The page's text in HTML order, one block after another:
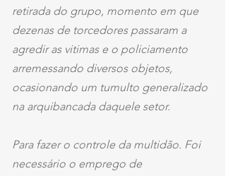
retirada do grupo, momento em que
dezenas de torcedores passaram a
agredir as vitimas e o policiamento
arremessando diversos objetos,
ocasionando um tumulto generalizado
na arquibancada daquele setor.
Para fazer o controle da multidão. Foi
necessário o emprego de